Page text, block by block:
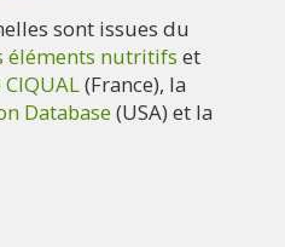
sont issues du
éléments nutritifs et
CIQUAL(France), la
Database(USA) et la